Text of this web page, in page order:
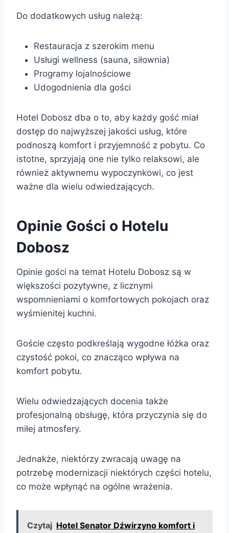
Do dodatkowych usług należą:
Restauracja z szerokim menu
Usługi wellness (sauna, siłownia)
Programy lojalnościowe
Udogodnienia dla gości
Hotel Dobosz dba o to, aby każdy gość miał
dostęp do najwyższej jakości usług, które
podnoszą komfort i przyjemność z pobytu. Co
istotne, sprzyjają one nie tylko relaksowi, ale
również aktywnemu wypoczynkowi, co jest
ważne dla wielu odwiedzających.
Opinie Gości o Hotelu
Dobosz
Opinie gości na temat Hotelu Dobosz są w
większości pozytywne, z licznymi
wspomnieniami o komfortowych pokojach oraz
wyśmienitej kuchni.
Goście często podkreślają wygodne łóżka oraz
czystość pokoi, co znacząco wpływa na
komfort pobytu.
Wielu odwiedzających docenia także
profesjonalną obsługę, która przyczynia się do
miłej atmosfery.
Jednakże, niektórzy zwracają uwagę na
potrzebę modernizacji niektórych części hotelu,
co może wpłynąć na ogólne wrażenia.
Czytaj Hotel Senator Dźwirzyno komfort i